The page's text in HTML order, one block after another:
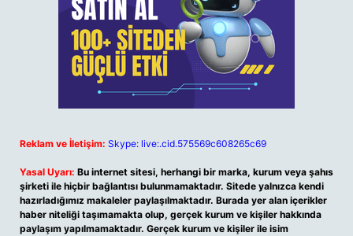
Reklam ve İletişim: Skype: live:.cid.575569c608265c69
Yasal Uyarı: Bu internet sitesi, herhangi bir marka, kurum veya şahıs
şirketi ile hiçbir bağlantısı bulunmamaktadır. Sitede yalnızca kendi
hazırladığımız makaleler paylaşılmaktadır. Burada yer alan içerikler
haber niteliği taşımamakta olup, gerçek kurum ve kişiler hakkında
paylaşım yapılmamaktadır. Gerçek kurum ve kişiler ile isim